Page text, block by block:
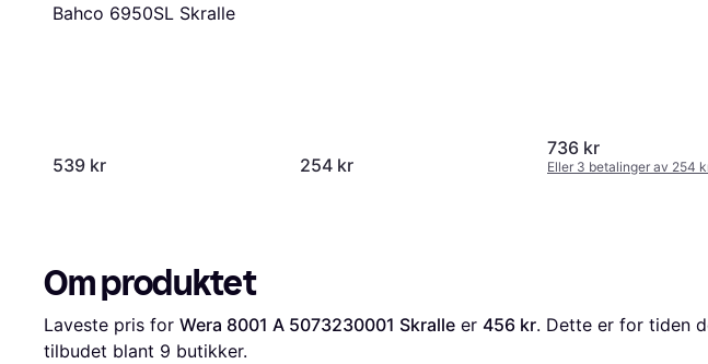
Bahco 6950SL Skralle
539 kr 254 kr
736 kr
Eller 3 betalinger av 254
Om produktet
Laveste pris for Wera 8001 A 5073230001 Skralle er 456 kr. Dette er for tiden
tilbudet blant 9 butikker.